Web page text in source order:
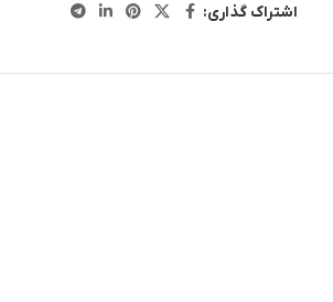
اشتراک گذاری: